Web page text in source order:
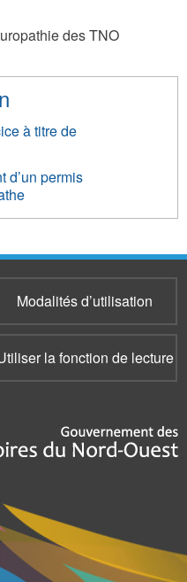
des TNO
à titre de
d’un permis
Modalités d’utilisation
la fonction de lecture